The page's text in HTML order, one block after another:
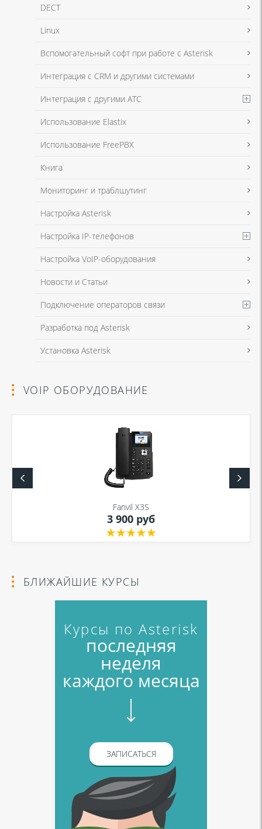
Я даю согласие на обработку моих персональных данных для связи
в соответствии сПолитикой в отношении обработки персональных
Я даю согласие на обработку моих персональных данных для связи
в соответствии с Политикой в отношении обработки персональных
DECT
Linux
Вспомогательный софт при работе с Asterisk
Интеграция с CRM и другими системами
Интеграция с другими АТС
Использование Elastix
Использование FreePBX
Книга
Мониторинг и траблшутинг
Настройка Asterisk
Настройка IP-телефонов
Настройка VoIP-оборудования
Новости и Статьи
Подключение операторов связи
Разработка под Asterisk
Установка Asterisk
VOIP ОБОРУДОВАНИЕ
Fanvil X3S
3 900 руб
БЛИЖАЙШИЕ КУРСЫ
Курсы по Asterisk
последняя
неделя
каждого месяца
ЗАПИСАТЬСЯ